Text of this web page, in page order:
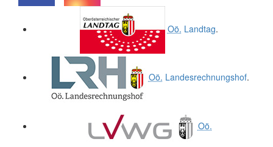
Oö. Landtag.
Oö. Landesrechnungshof.
Oö.